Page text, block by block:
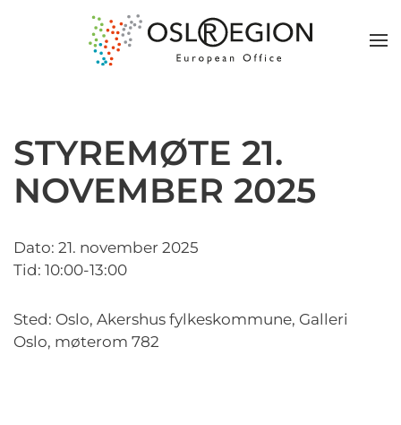
STYREMØTE 21.
NOVEMBER 2025
Dato: 21. november 2025
Tid: 10:00-13:00
Sted: Oslo, Akershus fylkeskommune, Galleri
Oslo, møterom 782